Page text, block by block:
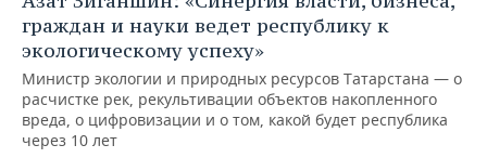
граждан и науки ведет республику к
экологическому успеху»
Министр экологии и природных ресурсов Татарстана — о
расчистке рек, рекультивации объектов накопленного
вреда, о цифровизации и о том, какой будет республика
через 10 лет